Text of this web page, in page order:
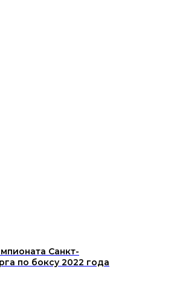
Санкт-
по боксу 2022 года